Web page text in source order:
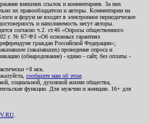
внешних ссылок и комментариев. За них
их правообладатели и авторы. Комментарии на
и форум не входят в электронное периодическое
и наполняемость несут авторы.
согласно ч.2. ст.46 «Опросы общественного
г. № 67-ФЗ «Об основных гарантиях
граждан Российской Федерации»;
(заказавших) проведение опроса и
(обнародование) - едино - сайт, без оплаты -
+8 мск.
сообщите нам об этом
социальной, духовной жизни общества,
функции. Для мужчин и женщин. 16+ для